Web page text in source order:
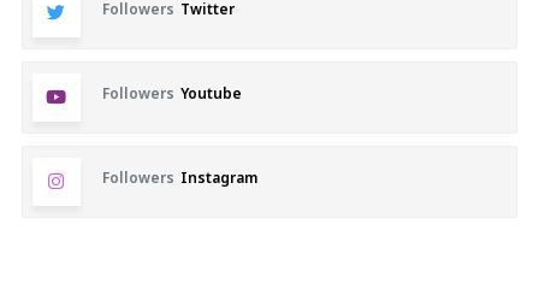
Followers Twitter
Followers Youtube
Followers Instagram